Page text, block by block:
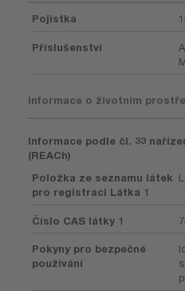
Pojistka
Příslušenství
Informace o životním
Informace podle čl. 33
(REACh)
Položka ze seznamu látek
pro registraci Látka 1
Číslo CAS látky 1
Pokyny pro bezpečné
používání